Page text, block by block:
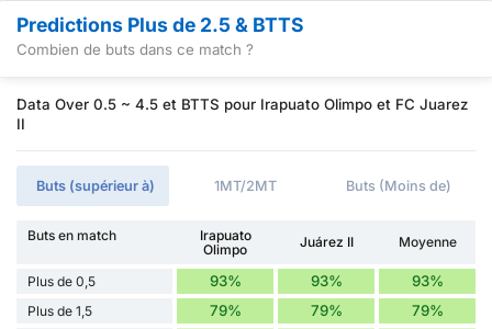
Predictions Plus de 2.5 & BTTS
Combien de buts dans ce match ?
Data Over 0.5 ~ 4.5 et BTTS pour Irapuato Olimpo et FC Juarez
II
Buts (supérieur à) 1MT/2MT Buts (Moins de)
Buts en match
Irapuato
Olimpo
Juárez II Moyenne
Plus de 0,5 93% 93% 93%
Plus de 1,5 79% 79% 79%